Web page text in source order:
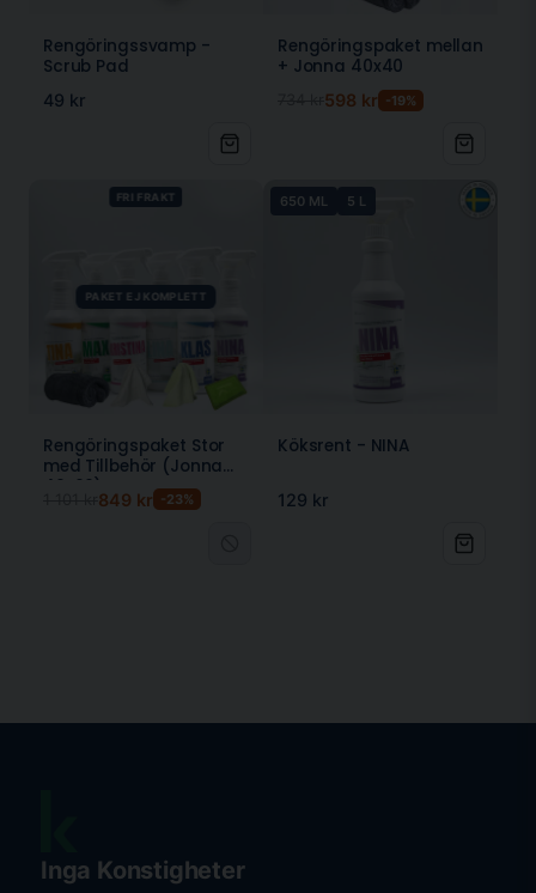
Rengöringssvamp -
Scrub Pad
49 kr
Rengöringspaket mellan
+ Jonna 40x40
598 kr -19%
FRI FRAKT
PAKET EJ KOMPLETT
Rengöringspaket Stor
med Tillbehör (Jonna
40x60)
849 kr -23%
650 ML 5 L
Köksrent - NINA
129 kr
Inga Konstigheter